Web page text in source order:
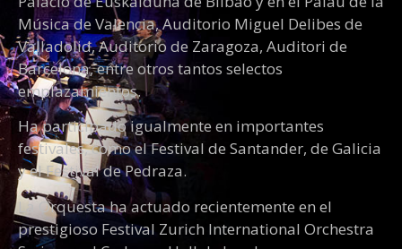
Música de Valencia, Auditorio Miguel Delibes de
Valladolid, Auditorio de Zaragoza, Auditori de
Barcelona, entre otros tantos selectos
emplazamientos.
Ha participado igualmente en importantes
festivales, como el Festival de Santander, de Galicia
y el Festival de Pedraza.
La Orquesta ha actuado recientemente en el
prestigioso Festival Zurich International Orchestra